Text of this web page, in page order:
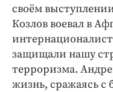
своём
Козлов воевал в
защищали нашу
терроризма.
жизнь, сражаясь